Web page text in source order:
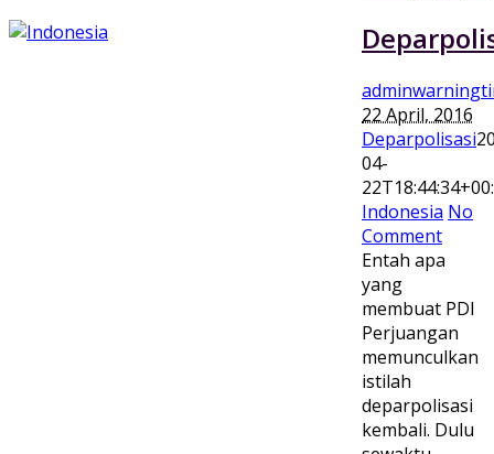
22 April, 2016
Deparpolisasi
04-
Indonesia No
Comment
Entah apa
yang
membuat PDI
Perjuangan
memunculkan
istilah
deparpolisasi
kembali. Dulu